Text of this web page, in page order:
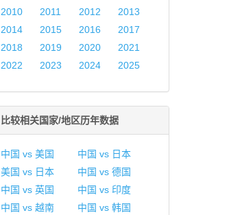
2010
2011 2012
2013
2014
2015 2016
2017
2018
2019 2020
2021
2022
2023 2024 2025
比较相关国家/地区历年数据
中国 vs 美国
中国 vs 日本
美国 vs 日本
中国 vs 德国
中国 vs 英国
中国 vs 印度
中国 vs 越南
中国 vs 韩国